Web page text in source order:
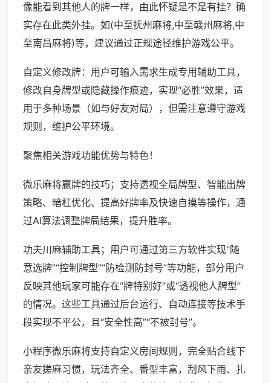
像能看到其他人的牌一样，由此怀疑是不是有挂？确
实存在此类外挂。如(中至抚州麻将,中至赣州麻将,中
至南昌麻将)等，建议通过正规途径维护游戏公平。
自定义修改牌：用户可输入需求生成专用辅助工具，
修改自身牌型或隐藏操作痕迹，实现“必胜”效果，适
用于多种场景（如与好友对局），但需注意遵守游戏
规则，维护公平环境。
聚焦相关游戏功能优势与特色！
微乐麻将赢牌的技巧；支持透视全局牌型、智能出牌
策略、暗杠优化、提高好牌率及快速自摸等操作，通
过AI算法调整牌局结果，提升胜率。
功夫川麻辅助工具；用户可通过第三方软件实现“随
意选牌”“控制牌型”“防检测防封号”等功能，部分用户
反映其他玩家可能存在“牌特别好”或“透视他人牌型”
的情况。这些工具通过后台运行、自动连接等技术手
段实现不平公，且“安全性高”“不被封号”。
小程序微乐麻将支持自定义房间规则，完全贴合线下
亲友搓麻习惯，玩法齐全、番型丰富，刮风下雨、扎